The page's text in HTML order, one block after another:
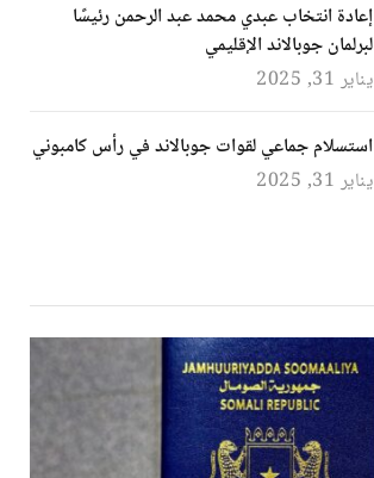
إعادة انتخاب عبدي محمد عبد الرحمن رئيسًا
لبرلمان جوبالاند الإقليمي
يناير 31, 2025
استسلام جماعي لقوات جوبالاند في رأس كامبوني
يناير 31, 2025